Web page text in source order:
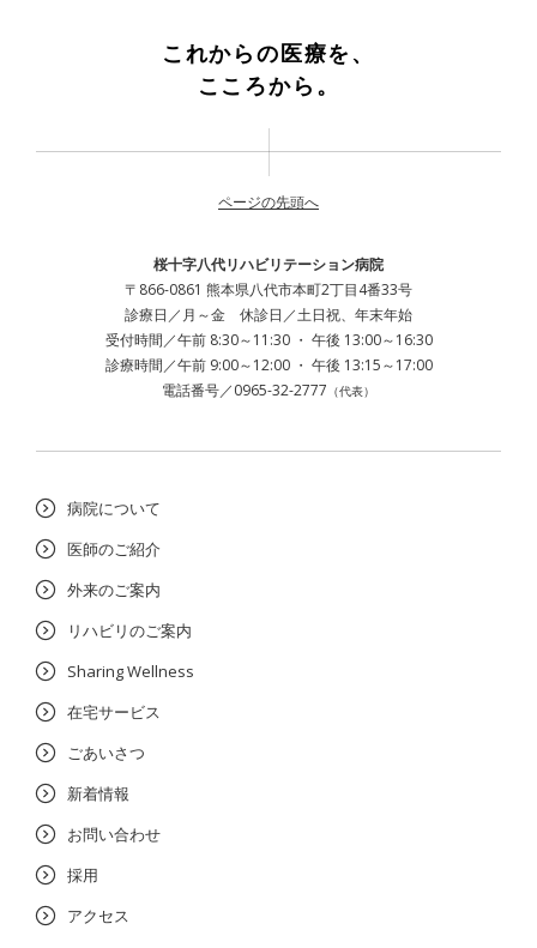
これからの医療を、
こころから。
ページの先頭へ
桜十字八代リハビリテーション病院
〒866-0861 熊本県八代市本町2丁目4番33号
診療日／月～金 休診日／土日祝、年末年始
受付時間／午前 8:30～11:30 ・ 午後 13:00～16:30
診療時間／午前 9:00～12:00 ・ 午後 13:15～17:00
電話番号／0965-32-2777 （代表）
病院について
医師のご紹介
外来のご案内
リハビリのご案内
Sharing Wellness
在宅サービス
ごあいさつ
新着情報
お問い合わせ
採用
アクセス